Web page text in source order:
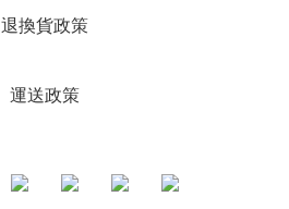
退換貨政策
運送政策